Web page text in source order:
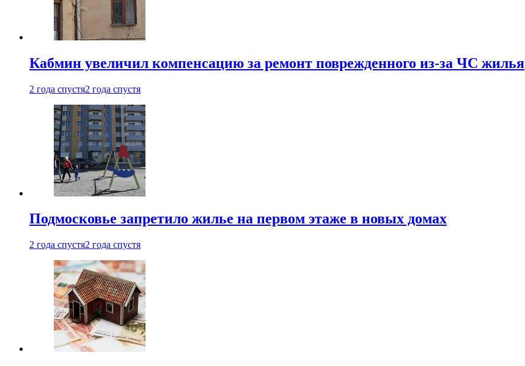
Кабмин увеличил компенсацию за ремонт поврежденного из-за ЧС жилья
2 года спустя2 года спустя
Подмосковье запретило жилье на первом этаже в новых домах
2 года спустя2 года спустя